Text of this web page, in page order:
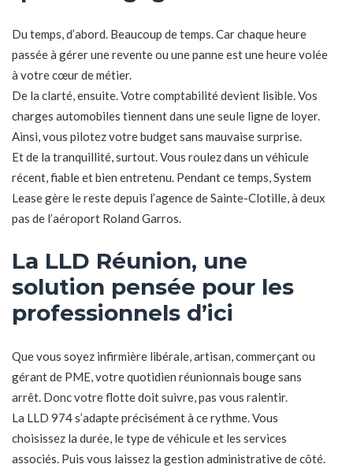
Du temps, d’abord. Beaucoup de temps. Car chaque heure
passée à gérer une revente ou une panne est une heure volée
à votre cœur de métier.
De la clarté, ensuite. Votre comptabilité devient lisible. Vos
charges automobiles tiennent dans une seule ligne de loyer.
Ainsi, vous pilotez votre budget sans mauvaise surprise.
Et de la tranquillité, surtout. Vous roulez dans un véhicule
récent, fiable et bien entretenu. Pendant ce temps, System
Lease gère le reste depuis l’agence de Sainte-Clotille, à deux
pas de l’aéroport Roland Garros.
La LLD Réunion, une
solution pensée pour les
professionnels d’ici
Que vous soyez infirmière libérale, artisan, commerçant ou
gérant de PME, votre quotidien réunionnais bouge sans
arrêt. Donc votre flotte doit suivre, pas vous ralentir.
La LLD 974 s’adapte précisément à ce rythme. Vous
choisissez la durée, le type de véhicule et les services
associés. Puis vous laissez la gestion administrative de côté.